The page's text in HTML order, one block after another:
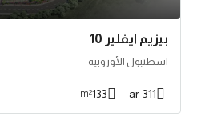
بيزيم ايفلير 10
اسطنبول الأوروبية
311_ar
133
m²